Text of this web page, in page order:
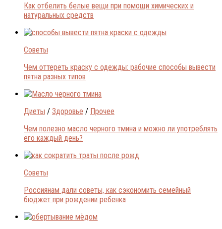
Как отбелить белые вещи при помощи химических и
натуральных средств
Советы
Чем оттереть краску с одежды: рабочие способы вывести
пятна разных типов
Диеты / Здоровье / Прочее
Чем полезно масло черного тмина и можно ли употреблять
его каждый день?
Советы
Россиянам дали советы, как сэкономить семейный
бюджет при рождении ребенка